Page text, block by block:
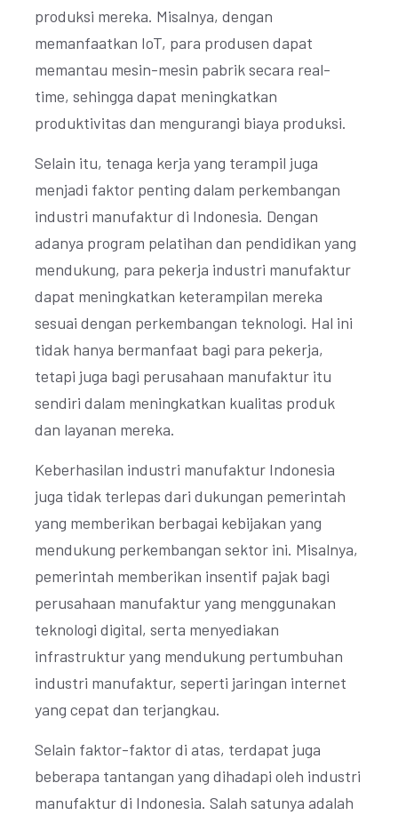
produksi mereka. Misalnya, dengan
memanfaatkan IoT, para produsen dapat
memantau mesin-mesin pabrik secara real-
time, sehingga dapat meningkatkan
produktivitas dan mengurangi biaya produksi.
Selain itu, tenaga kerja yang terampil juga
menjadi faktor penting dalam perkembangan
industri manufaktur di Indonesia. Dengan
adanya program pelatihan dan pendidikan yang
mendukung, para pekerja industri manufaktur
dapat meningkatkan keterampilan mereka
sesuai dengan perkembangan teknologi. Hal ini
tidak hanya bermanfaat bagi para pekerja,
tetapi juga bagi perusahaan manufaktur itu
sendiri dalam meningkatkan kualitas produk
dan layanan mereka.
Keberhasilan industri manufaktur Indonesia
juga tidak terlepas dari dukungan pemerintah
yang memberikan berbagai kebijakan yang
mendukung perkembangan sektor ini. Misalnya,
pemerintah memberikan insentif pajak bagi
perusahaan manufaktur yang menggunakan
teknologi digital, serta menyediakan
infrastruktur yang mendukung pertumbuhan
industri manufaktur, seperti jaringan internet
yang cepat dan terjangkau.
Selain faktor-faktor di atas, terdapat juga
beberapa tantangan yang dihadapi oleh industri
manufaktur di Indonesia. Salah satunya adalah